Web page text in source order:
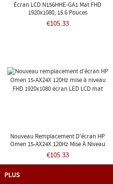
Écran LCD N156HHE-GA1 Mat FHD
1920x1080, 15.6 Pouces
€105.33
Nouveau Remplacement D'écran HP
Omen 15-AX24X 120Hz Mise À Niveau
FHD 1920x1080 Écran LED LCD Mat
€105.33
PLUS